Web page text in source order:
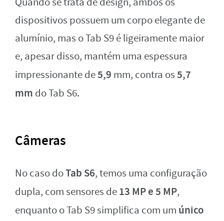
dispositivos possuem um corpo elegante de
alumínio, mas o Tab S9 é ligeiramente maior
e, apesar disso, mantém uma espessura
impressionante de5,9 mm, contra os5,7
mm do Tab S6.
Câmeras
No caso doTab S6, temos uma configuração
dupla, com sensores de13 MP e 5 MP,
enquanto o Tab S9 simplifica com um único